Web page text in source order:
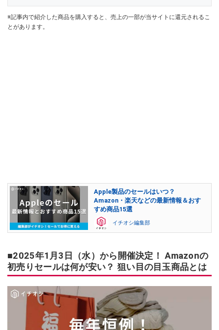
※記事内で紹介した商品を購入すると、売上の一部が当サイトに還元されるこ
とがあります。
Apple製品のセールはいつ？
Amazon・楽天などの最新情報＆おす
すめ商品15選
イチオシ編集部
■2025年1月3日（水）から開催決定！ Amazonの
初売りセールは何が安い？ 狙い目の目玉商品とは